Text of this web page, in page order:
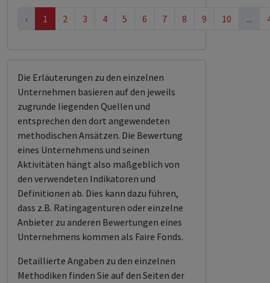
‹ 1 2 3 4 5 6 7 8 9 10 ...
Die Erläuterungen zu den einzelnen
Unternehmen basieren auf den jeweils
zugrunde liegenden Quellen und
entsprechen den dort angewendeten
methodischen Ansätzen. Die Bewertung
eines Unternehmens und seinen
Aktivitäten hängt also maßgeblich von
den verwendeten Indikatoren und
Definitionen ab. Dies kann dazu führen,
dass z.B. Ratingagenturen oder einzelne
Anbieter zu anderen Bewertungen eines
Unternehmens kommen als Faire Fonds.
Detaillierte Angaben zu den einzelnen
Methodiken finden Sie auf den Seiten der